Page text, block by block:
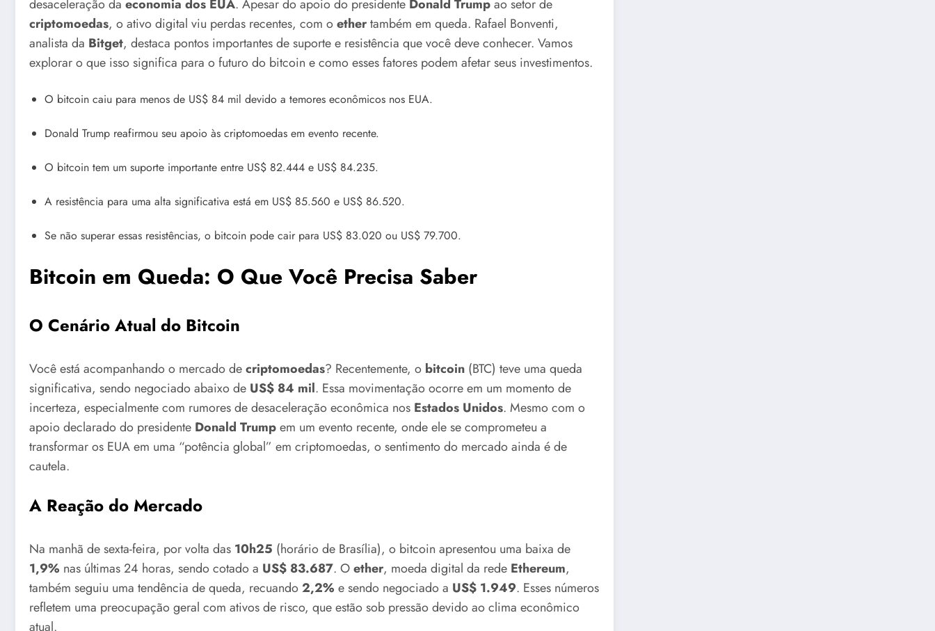
desaceleração da economia dos EUA. Apesar do apoio do presidente Donald Trumpao setor de
criptomoedas, o ativo digital viu perdas recentes, com oethertambém em queda. Rafael Bonventi,
analista da Bitget, destaca pontos importantes de suporte e resistência que você deve conhecer. Vamos
explorar o que isso significa para o futuro do bitcoin e como esses fatores podem afetar seus investimentos.
O bitcoin caiu para menos de US$ 84 mil devido a temores econômicos nos EUA.
Donald Trump reafirmou seu apoio às criptomoedas em evento recente.
O bitcoin tem um suporte importante entre US$ 82.444 e US$ 84.235.
A resistência para uma alta significativa está em US$ 85.560 e US$ 86.520.
Se não superar essas resistências, o bitcoin pode cair para US$ 83.020 ou US$ 79.700.
Bitcoin em Queda: O Que Você Precisa Saber
O Cenário Atual do Bitcoin
Você está acompanhando o mercado decriptomoedas? Recentemente, o bitcoin (BTC) teve uma queda
significativa, sendo negociado abaixo de US$ 84 mil. Essa movimentação ocorre em um momento de
incerteza, especialmente com rumores de desaceleração econômica nos Estados Unidos. Mesmo com o
apoio declarado do presidente Donald Trumpem um evento recente, onde ele se comprometeu a
transformar os EUA em uma “potência global” em criptomoedas, o sentimento do mercado ainda é de
cautela.
A Reação do Mercado
Na manhã de sexta-feira, por volta das 10h25 (horário de Brasília), o bitcoin apresentou uma baixa de
1,9% nas últimas 24 horas, sendo cotado a US$ 83.687. Oether, moeda digital da rede Ethereum,
também seguiu uma tendência de queda, recuando2,2% e sendo negociado a US$ 1.949. Esses números
refletem uma preocupação geral com ativos de risco, que estão sob pressão devido ao clima econômico
atual.